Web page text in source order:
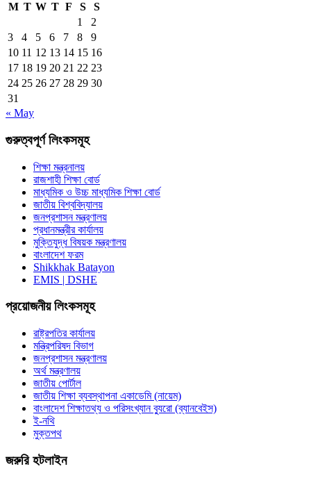
M T W T F S
S
1
2
3
4 5 6 7 8
9
10 11 12 13 14 15 16
17 18 19 20 21 22 23
24 25 26 27 28 29 30
31
« May
গুরুত্বপূর্ণ লিংকসমূহ
শিক্ষা মন্ত্রনালয়
রাজশাহী শিক্ষা বোর্ড
মাধ্যমিক ও উচ্চ মাধ্যমিক শিক্ষা বোর্ড
জাতীয় বিশ্ববিদ্যালয়
জনপ্রশাসন মন্ত্রণালয়
প্রধানমন্ত্রীর কার্যালয়
মুক্তিযুদ্ধ বিষয়ক মন্ত্রণালয়
বাংলাদেশ ফরম
Shikkhak Batayon
EMIS | DSHE
প্রয়োজনীয় লিংকসমূহ
রাষ্ট্রপতির কার্যালয়
মন্ত্রিপরিষদ বিভাগ
জনপ্রশাসন মন্ত্রণালয়
অর্থ মন্ত্রণালয়
জাতীয় পোর্টাল
জাতীয় শিক্ষা ব্যবস্থাপনা একাডেমি (নায়েম)
বাংলাদেশ শিক্ষাতথ্য ও পরিসংখ্যান ব্যুরো (ব্যানবেইস)
ই-নথি
মুক্তপথ
জরুরি হটলাইন